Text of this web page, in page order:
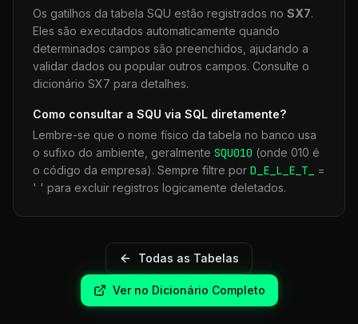
Os gatilhos da tabela SQU estão registrados no SX7.
Eles são executados automaticamente quando
determinados campos são preenchidos, ajudando a
validar dados ou popular outros campos. Consulte o
dicionário SX7 para detalhes.
Como consultar a SQU via SQL diretamente?
Lembre-se que o nome físico da tabela no banco usa
o sufixo do ambiente, geralmente SQU010 (onde 010 é
o código da empresa). Sempre filtre por D_E_L_E_T_
=
' ' para excluir registros logicamente deletados.
Todas as Tabelas
Ver no Dicionário Completo